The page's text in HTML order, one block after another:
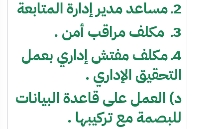
2ـ مساعد مدير إدارة المتابعة
3ـ مكلف مراقب أمن .
4ـ مكلف مفتش إداري بعمل
التحقيق الإداري .
د) العمل على قاعدة البيانات
للبصمة مع تركيبها .